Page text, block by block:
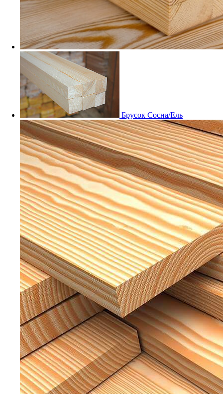
Брусок Сосна/Ель
Мебельный щит Дуб
Заказные
Мебельный щит Ясень
Брусок Сосна/Ель